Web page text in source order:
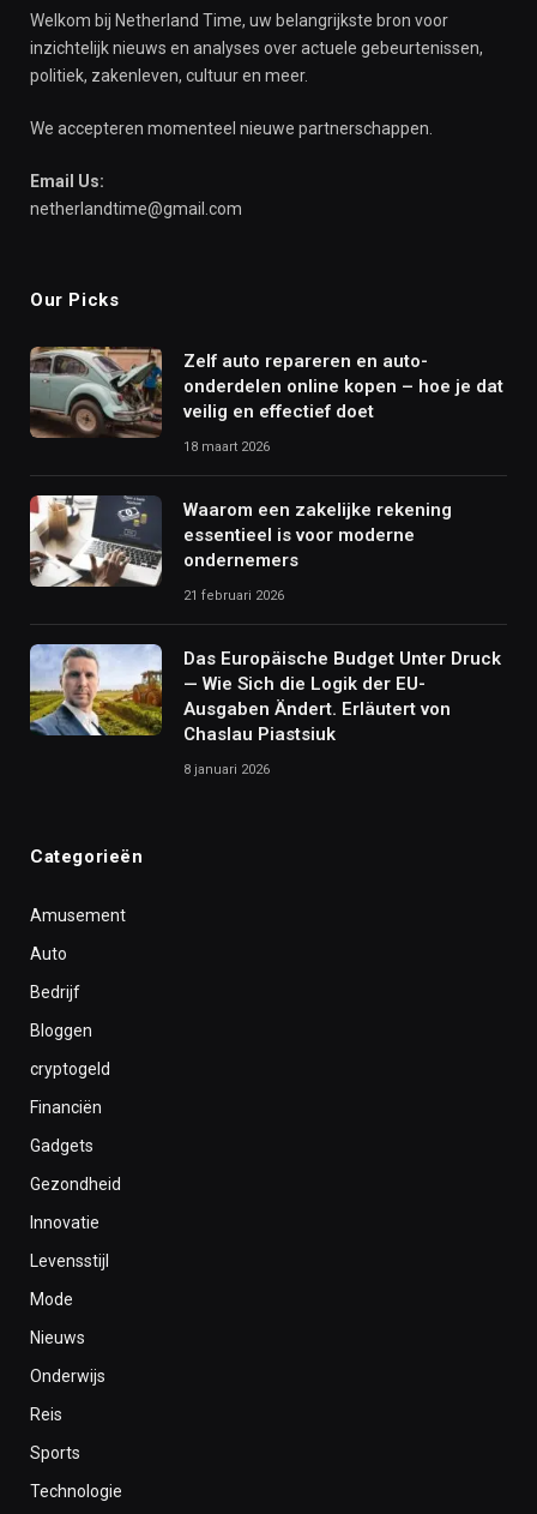
Welkom bij Netherland Time, uw belangrijkste bron voor
inzichtelijk nieuws en analyses over actuele gebeurtenissen,
politiek, zakenleven, cultuur en meer.
We accepteren momenteel nieuwe partnerschappen.
Email Us:
netherlandtime@gmail.com
Our Picks
Zelf auto repareren en auto-
onderdelen online kopen – hoe je dat
veilig en effectief doet
18 maart 2026
Waarom een zakelijke rekening
essentieel is voor moderne
ondernemers
21 februari 2026
Das Europäische Budget Unter Druck
— Wie Sich die Logik der EU-
Ausgaben Ändert. Erläutert von
Chaslau Piastsiuk
8 januari 2026
Categorieën
Amusement
Auto
Bedrijf
Bloggen
cryptogeld
Financiën
Gadgets
Gezondheid
Innovatie
Levensstijl
Mode
Nieuws
Onderwijs
Reis
Sports
Technologie